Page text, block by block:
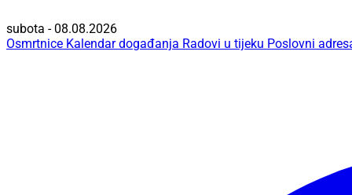
subota - 08.08.2026
Osmrtnice Kalendar događanja Radovi u tijeku Poslovni